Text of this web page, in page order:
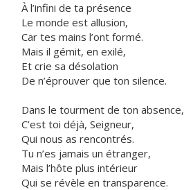
À l’infini de ta présence
Le monde est allusion,
Car tes mains l’ont formé.
Mais il gémit, en exilé,
Et crie sa désolation
De n’éprouver que ton silence.
Dans le tourment de ton absence,
C’est toi déjà, Seigneur,
Qui nous as rencontrés.
Tu n’es jamais un étranger,
Mais l’hôte plus intérieur
Qui se révèle en transparence.